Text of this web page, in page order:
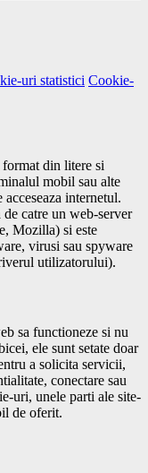
uri statistici Cookie-
din litere si
mobil sau alte
internetul.
catre un web-server
Mozilla) si este
virusi sau spyware
utilizatorului).
sa functioneze si nu
ele sunt setate doar
a solicita servicii,
conectare sau
uri, unele parti ale site-
de oferit.